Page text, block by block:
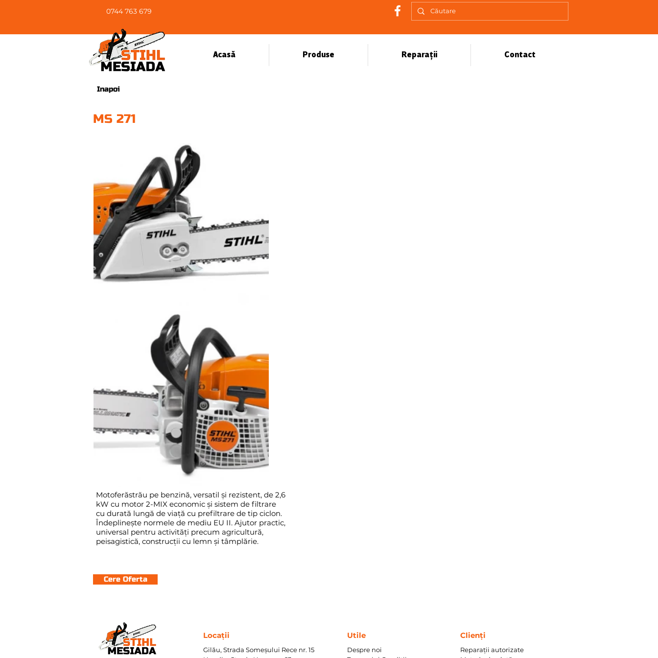
0744 763 679
Acasă Produse Reparații Contact
Inapoi
MS 271
Motoferăstrău pe benzină, versatil şi rezistent, de 2,6
kW cu motor 2-MIX economic şi sistem de filtrare
cu durată lungă de viaţă cu prefiltrare de tip ciclon.
Îndeplineşte normele de mediu EU II. Ajutor practic,
universal pentru activităţi precum agricultură,
peisagistică, construcţii cu lemn şi tâmplărie.
Cere Oferta
Utile Clienți
Despre noi
Reparații autorizate
Locații
Gilău, Strada Someșului Rece nr. 15